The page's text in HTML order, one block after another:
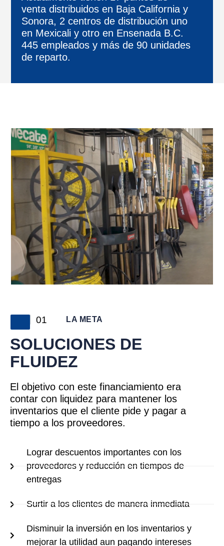
venta distribuidos en Baja California y
Sonora, 2 centros de distribución uno
en Mexicali y otro en Ensenada B.C.
445 empleados y más de 90 unidades
de reparto.
01 LA META
SOLUCIONES DE
FLUIDEZ
El objetivo con este financiamiento era
contar con liquidez para mantener los
inventarios que el cliente pide y pagar a
tiempo a los proveedores.
Lograr descuentos importantes con los
proveedores y reducción en tiempos de
entregas
Surtir a los clientes de manera inmediata
Disminuir la inversión en los inventarios y
mejorar la utilidad aun pagando intereses